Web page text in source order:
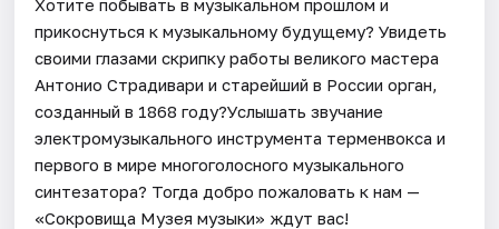
Хотите побывать в музыкальном прошлом и
прикоснуться к музыкальному будущему? Увидеть
своими глазами скрипку работы великого мастера
Антонио Страдивари и старейший в России орган,
созданный в 1868 году?Услышать звучание
электромузыкального инструмента терменвокса и
первого в мире многоголосного музыкального
синтезатора? Тогда добро пожаловать к нам —
«Сокровища Музея музыки» ждут вас!